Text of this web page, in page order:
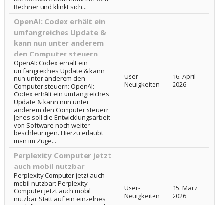
Rechner und klinkt sich...
OpenAI: Codex erhält ein
umfangreiches Update &
kann nun unter anderem
den Computer steuern
OpenAI: Codex erhält ein
umfangreiches Update & kann
nun unter anderem den
Computer steuern: OpenAI:
Codex erhält ein umfangreiches
Update & kann nun unter
anderem den Computer steuern
Jenes soll die Entwicklungsarbeit
von Software noch weiter
beschleunigen. Hierzu erlaubt
man im Zuge...
User-
Neuigkeiten
16. April
2026
Perplexity Computer jetzt
auch mobil nutzbar
Perplexity Computer jetzt auch
mobil nutzbar: Perplexity
Computer jetzt auch mobil
nutzbar Statt auf ein einzelnes
User-
Neuigkeiten
15. März
2026